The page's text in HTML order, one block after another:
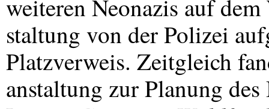
weiteren Neonazis auf
staltung von der Polizei
Platzverweis. Zeitgleich
anstaltung zur Planung